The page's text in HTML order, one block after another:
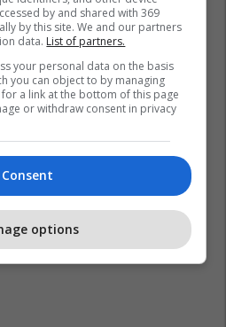
by and shared with 369
by this site. We and our partners
data. List of partners.
your personal data on the basis
you can object to by managing
a link at the bottom of this page
or withdraw consent in privacy
Consent
options